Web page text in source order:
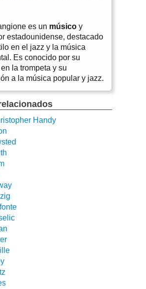
es un músico y
estadounidense, destacado
en el jazz y la música
Es conocido por su
la trompeta y su
a la música popular y jazz.
Handy